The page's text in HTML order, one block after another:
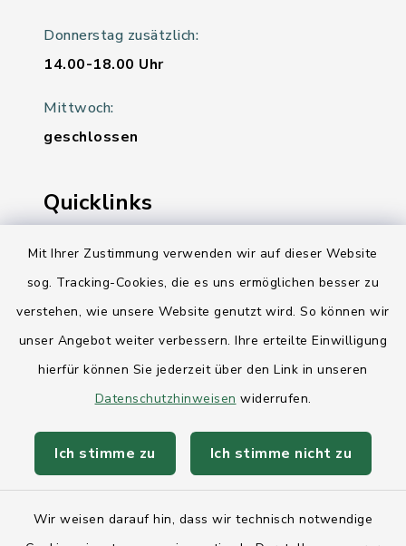
Mit Ihrer Zustimmung verwenden wir auf dieser Website
sog. Tracking-Cookies, die es uns ermöglichen besser zu
verstehen, wie unsere Website genutzt wird. So können wir
unser Angebot weiter verbessern. Ihre erteilte Einwilligung
hierfür können Sie jederzeit über den Link in unseren
Datenschutzhinweisen widerrufen.
Ich stimme zu Ich stimme nicht zu
Wir weisen darauf hin, dass wir technisch notwendige
Donnerstag zusätzlich:
14.00-18.00 Uhr
Mittwoch:
geschlossen
Quicklinks
Ihre Behördennummer 115
Landesregierung Schleswig-Holstein
AktivRegion Mittelholstein